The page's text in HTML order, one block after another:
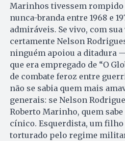
Marinhos tivessem rompido
nunca-branda entre 1968 e
admiráveis. Se vivo, com
certamente Nelson
ninguém apoiou a ditadura —
que era empregado de “O
de combate feroz entre
não se sabia quem mais
generais: se Nelson
Roberto Marinho, quem
cínico. Esquerdista, um
torturado pelo regime